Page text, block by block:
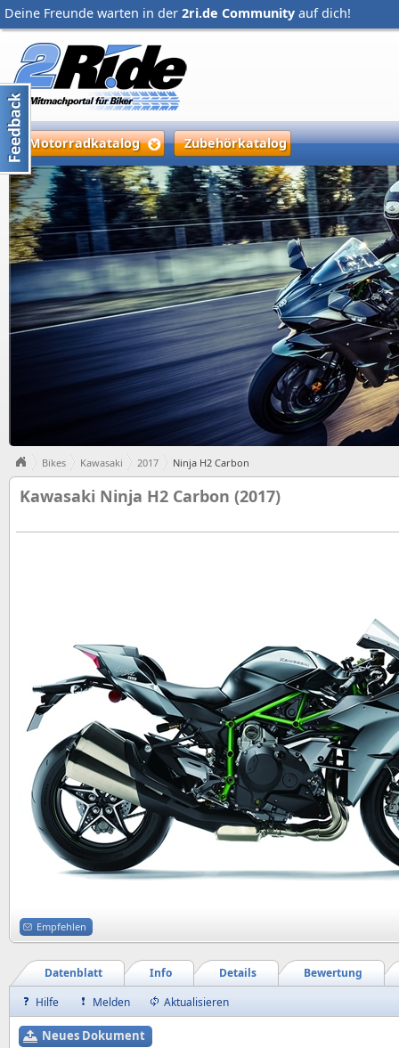
Deine Freunde warten in der 2ri.de Community auf dich!
Motorradkatalog Zubehörkatalog
Bikes Kawasaki 2017 Ninja H2 Carbon
Kawasaki Ninja H2 Carbon (2017)
Empfehlen
Bewertung
Details
Info
Datenblatt
Hilfe
Melden Aktualisieren
Neues Dokument